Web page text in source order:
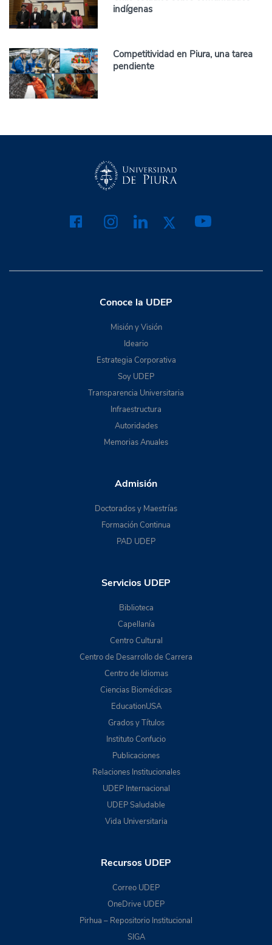
indígenas
Competitividad en Piura, una tarea
pendiente
Conoce la UDEP
Misión y Visión
Ideario
Estrategia Corporativa
Soy UDEP
Transparencia Universitaria
Infraestructura
Autoridades
Memorias Anuales
Admisión
Doctorados y Maestrías
Formación Continua
PAD UDEP
Servicios UDEP
Biblioteca
Capellanía
Centro Cultural
Centro de Desarrollo de Carrera
Centro de Idiomas
Ciencias Biomédicas
EducationUSA
Grados y Títulos
Instituto Confucio
Publicaciones
Relaciones Institucionales
UDEP Internacional
UDEP Saludable
Vida Universitaria
Recursos UDEP
Correo UDEP
OneDrive UDEP
Pirhua – Repositorio Institucional
SIGA